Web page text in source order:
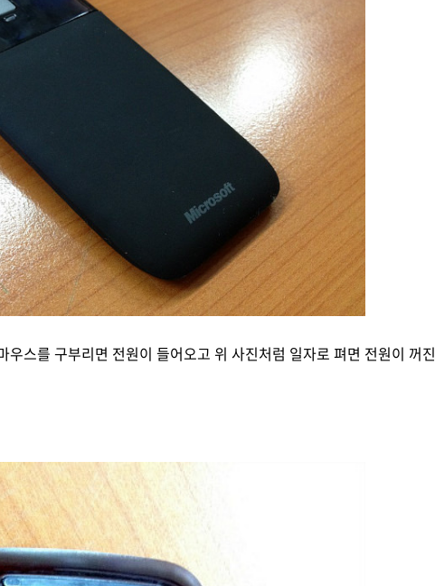
스를 구부리면 전원이 들어오고 위 사진처럼 일자로 펴면 전원이 꺼진